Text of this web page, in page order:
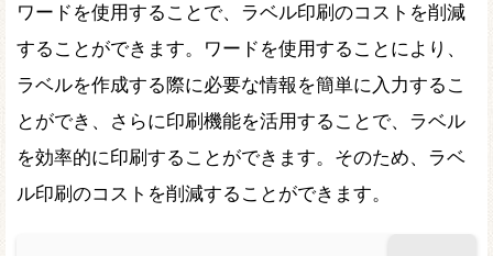
ワードを使用することで、ラベル印刷のコストを削減
することができます。ワードを使用することにより、
ラベルを作成する際に必要な情報を簡単に入力するこ
とができ、さらに印刷機能を活用することで、ラベル
を効率的に印刷することができます。そのため、ラベ
ル印刷のコストを削減することができます。